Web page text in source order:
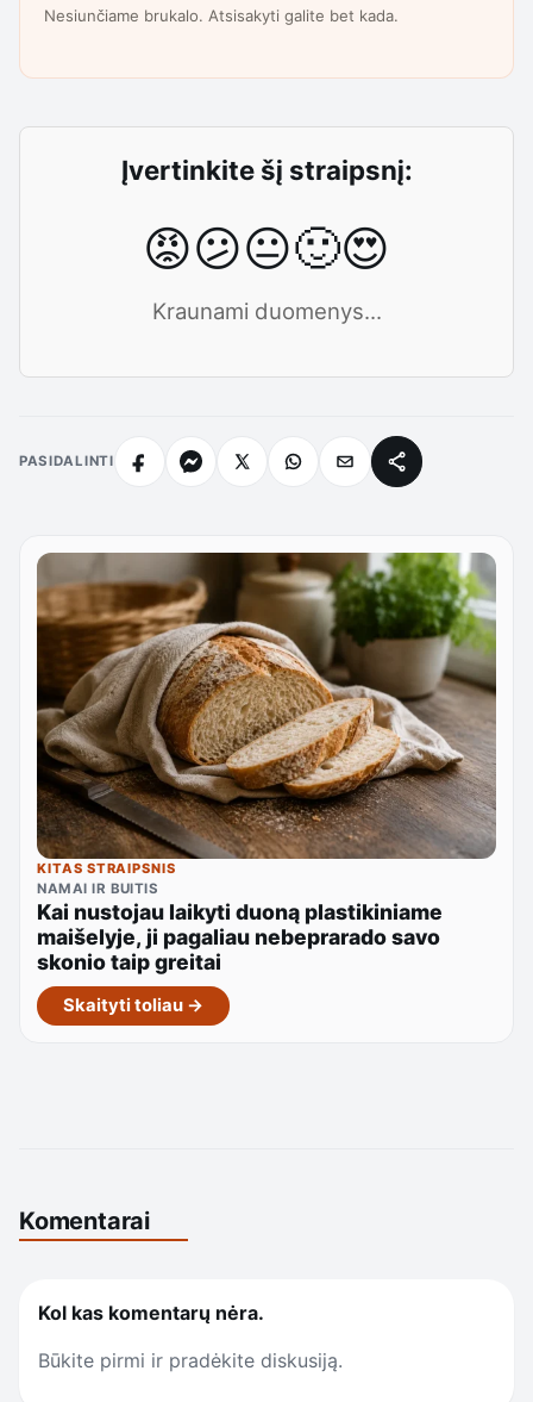
Nesiunčiame brukalo. Atsisakyti galite bet kada.
Įvertinkite šį straipsnį:
😡😕😐🙂😍
Kraunami duomenys...
PASIDALINTI
KITAS STRAIPSNIS
NAMAI IR BUITIS
Kai nustojau laikyti duoną plastikiniame
maišelyje, ji pagaliau nebeprarado savo
skonio taip greitai
Skaityti toliau →
Komentarai
Kol kas komentarų nėra.
Būkite pirmi ir pradėkite diskusiją.